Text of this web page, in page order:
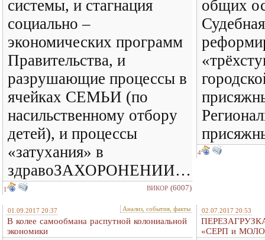
системы, и стагнация
социально –
экономических программ
Правительства, и
разрушающие процессы в
ячейках СЕМЬИ (по
насильственному отбору
детей), и процессы
«затухания» в
здравоЗАХОРОНЕНИИ…
1 ВИКОР (6007)
общих
4
01.09.2017 20:37 Анализ, события, факты
В колее самообмана распутной колониальной
экономики
02.07.2017 20:53
«СЕРП и